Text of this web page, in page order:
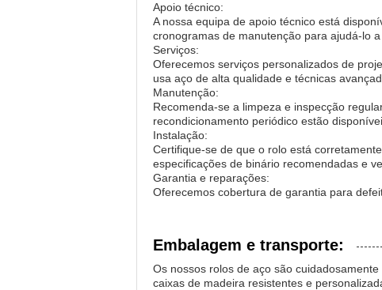
Apoio técnico:
A nossa equipa de apoio técnico está
cronogramas de manutenção para ajudá-lo
Serviços:
Oferecemos serviços personalizados de
usa aço de alta qualidade e técnicas
Manutenção:
Recomenda-se a limpeza e inspecção
recondicionamento periódico estão
Instalação:
Certifique-se de que o rolo está
especificações de binário recomendadas e
Garantia e reparações:
Oferecemos cobertura de garantia para
Embalagem e transporte:
Os nossos rolos de aço são
caixas de madeira resistentes e